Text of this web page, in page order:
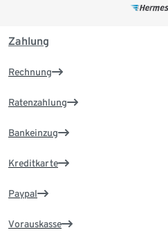
Zahlung
Rechnung
Ratenzahlung
Bankeinzug
Kreditkarte
Paypal
Vorauskasse